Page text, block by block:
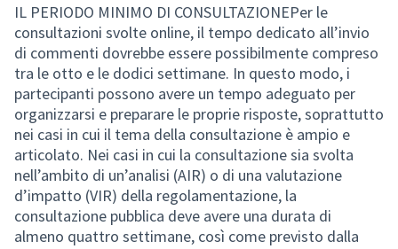
IL PERIODO MINIMO DI CONSULTAZIONEPer le
consultazioni svolte online, il tempo dedicato all’invio
di commenti dovrebbe essere possibilmente compreso
tra le otto e le dodici settimane. In questo modo, i
partecipanti possono avere un tempo adeguato per
organizzarsi e preparare le proprie risposte, soprattutto
nei casi in cui il tema della consultazione è ampio e
articolato. Nei casi in cui la consultazione sia svolta
nell’ambito di un’analisi (AIR) o di una valutazione
d’impatto (VIR) della regolamentazione, la
consultazione pubblica deve avere una durata di
almeno quattro settimane, così come previsto dalla